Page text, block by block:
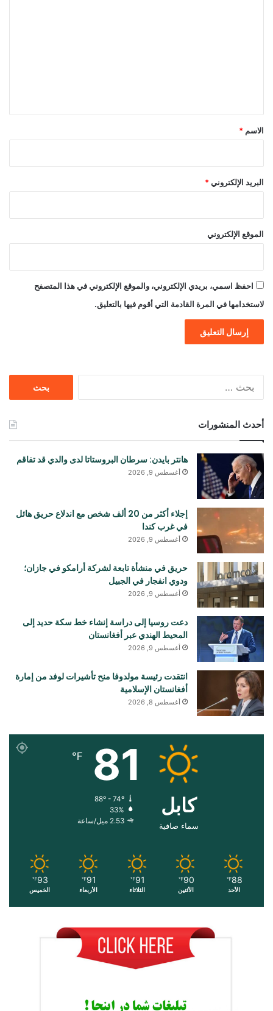
*
الاسم *
البريد الإلكتروني *
الموقع الإلكتروني
احفظ اسمي، بريدي الإلكتروني، والموقع الإلكتروني في هذا المتصفح
لاستخدامها في المرة القادمة التي أقوم فيها بالتعليق.
أحدث المنشورات
هانتر بايدن: سرطان البروستاتا لدى والدي قد تفاقم
أغسطس 9, 2026
إجلاء أكثر من 20 ألف شخص مع اندلاع حريق هائل
في غرب كندا
أغسطس 9, 2026
حريق في منشأة تابعة لشركة أرامكو في جازان؛
ودوي انفجار في الجبيل
أغسطس 9, 2026
دعت روسيا إلى دراسة إنشاء خط سكة حديد إلى
المحيط الهندي عبر أفغانستان
أغسطس 9, 2026
انتقدت رئيسة مولدوفا منح تأشيرات لوفد من إمارة
أفغانستان الإسلامية
أغسطس 8, 2026
کابل
سماء صافية
81
℉
88º - 74º
33%
2.53 ميل/ساعة
88
℉
الأحد
90
℉
الأثنين
91
℉
الثلاثاء
91
℉
الأربعاء
93
℉
الخميس